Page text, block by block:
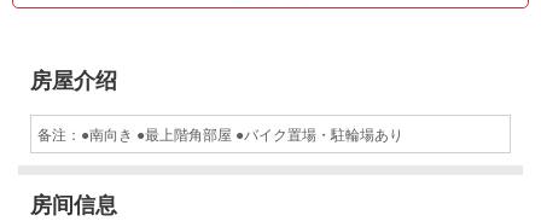
房屋介绍
备注：●南向き ●最上階角部屋 ●バイク置場・駐輪場あり
房间信息